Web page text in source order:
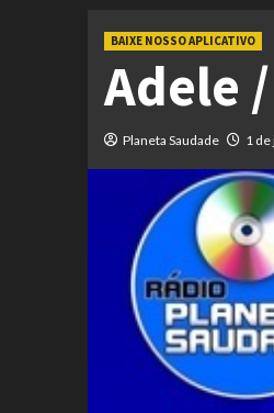
BAIXE NOSSO APLICATIVO
Adele
Planeta Saudade 1